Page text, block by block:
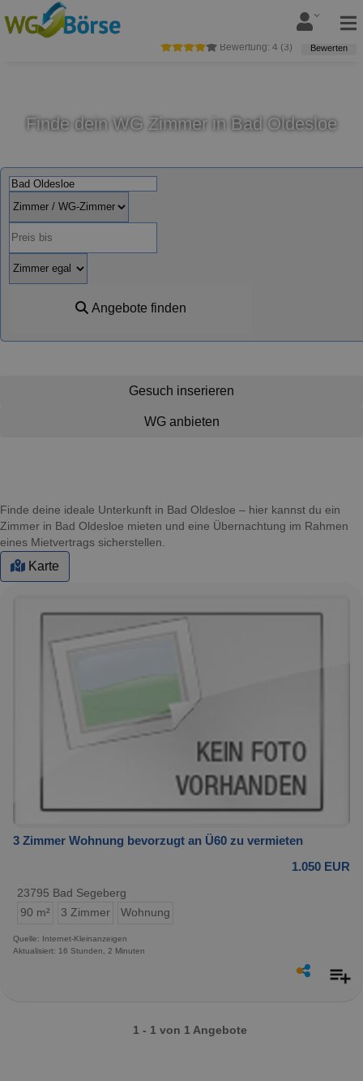
Bewertung: 4 (3) Bewerten
Finde dein WG Zimmer in Bad Oldesloe
Angebote finden
Gesuch inserieren
WG anbieten
Finde deine ideale Unterkunft in Bad Oldesloe – hier kannst du ein
Zimmer in Bad Oldesloe mieten und eine Übernachtung im Rahmen
eines Mietvertrags sicherstellen.
Karte
3 Zimmer Wohnung bevorzugt an Ü60 zu vermieten
1.050 EUR
23795 Bad Segeberg
90 m²
3 Zimmer Wohnung
Quelle: Internet-Kleinanzeigen
Aktualisiert: 16 Stunden, 2 Minuten
1 - 1 von 1 Angebote